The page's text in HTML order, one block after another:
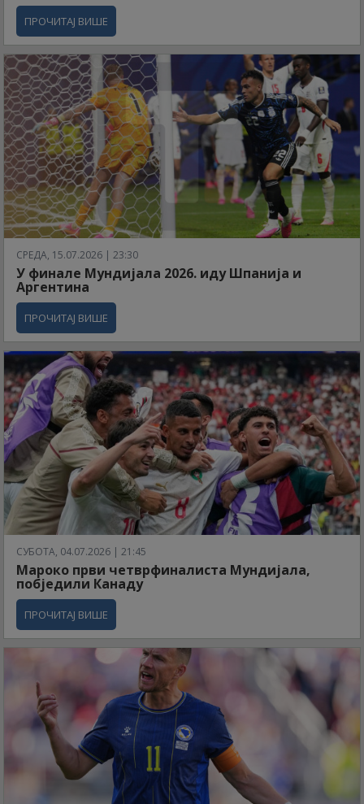
ПРОЧИТАЈ ВИШЕ
СРЕДА, 15.07.2026 | 23:30
У финале Мундијала 2026. иду Шпанија и
Аргентина
ПРОЧИТАЈ ВИШЕ
СУБОТА, 04.07.2026 | 21:45
Мароко први четврфиналиста Мундијала,
побједили Канаду
ПРОЧИТАЈ ВИШЕ